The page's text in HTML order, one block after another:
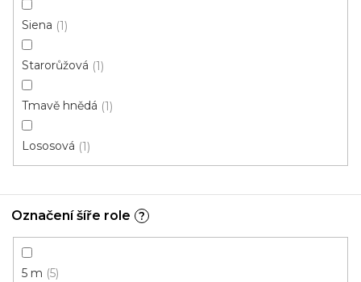
Siena 1
Starorůžová 1
Tmavě hnědá 1
Lososová 1
Označení šíře role ?
5 m 5
Metrážový koberec AVILA 9405
Skladem externě, odesíláme do 2-3 dnů